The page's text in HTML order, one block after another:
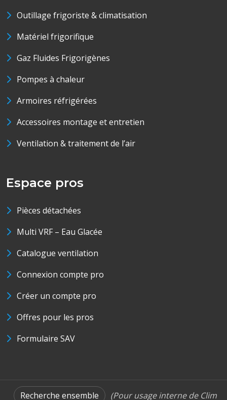
Outillage frigoriste & climatisation
Matériel frigorifique
Gaz Fluides Frigorigènes
Pompes à chaleur
Armoires réfrigérées
Accessoires montage et entretien
Ventilation & traitement de l’air
Espace pros
Pièces détachées
Multi VRF – Eau Glacée
Catalogue ventilation
Connexion compte pro
Créer un compte pro
Offres pour les pros
Formulaire SAV
Recherche ensemble (Pour usage interne de Clim